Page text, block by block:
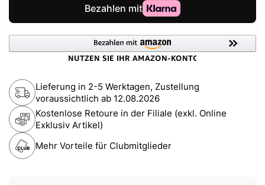
Lieferung in 2-5 Werktagen, Zustellung
voraussichtlich ab 12.08.2026
Kostenlose Retoure in der Filiale (exkl. Online
Exklusiv Artikel)
Mehr Vorteile für Clubmitglieder